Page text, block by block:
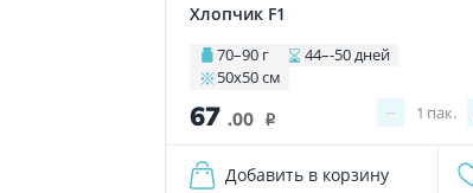
Хлопчик F1
70–90 г
44–-50 дней
50х50 см
67 .00 i − 1 пак.
Добавить в корзину